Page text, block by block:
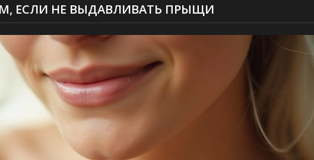
ЕСЛИ НЕ ВЫДАВЛИВАТЬ ПРЫЩИ